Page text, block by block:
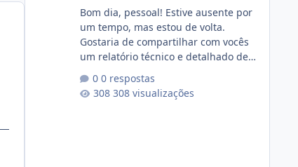
Bom dia, pessoal! Estive ausente por
um tempo, mas estou de volta.
Gostaria de compartilhar com vocês
um relatório técnico e detalhado de
conformidade referente
ao VOXPANEL (versão atualmente em
0 respostas
308 visualizações